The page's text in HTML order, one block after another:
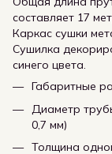
составляет 17
Каркас сушки
Сушилка
синего цвета.
Габаритные
Диаметр
0,7 мм)
Толщина